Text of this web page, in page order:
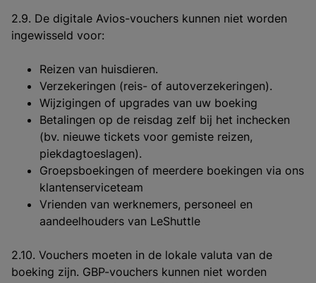
2.9. De digitale Avios-vouchers kunnen niet worden
ingewisseld voor:
Reizen van huisdieren.
Verzekeringen (reis- of autoverzekeringen).
Wijzigingen of upgrades van uw boeking
Betalingen op de reisdag zelf bij het inchecken
(bv. nieuwe tickets voor gemiste reizen,
piekdagtoeslagen).
Groepsboekingen of meerdere boekingen via ons
klantenserviceteam
Vrienden van werknemers, personeel en
aandeelhouders van LeShuttle
2.10. Vouchers moeten in de lokale valuta van de
boeking zijn. GBP-vouchers kunnen niet worden